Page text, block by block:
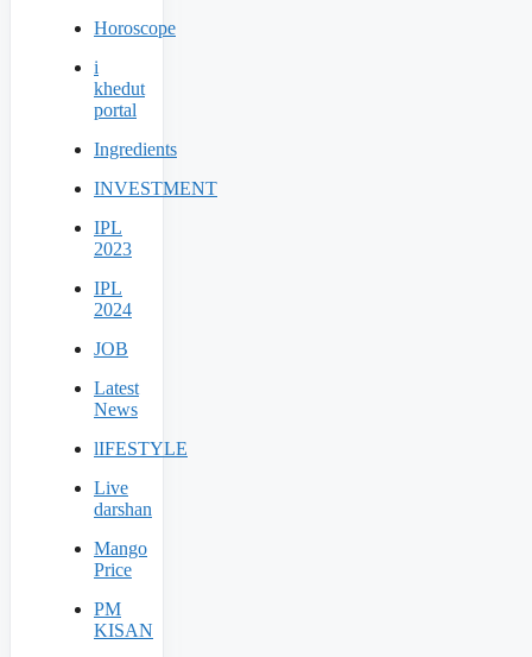
Horoscope
i
khedut
portal
Ingredients
INVESTMENT
IPL
2023
IPL
2024
JOB
Latest
News
lIFESTYLE
Live
darshan
Mango
Price
PM
KISAN